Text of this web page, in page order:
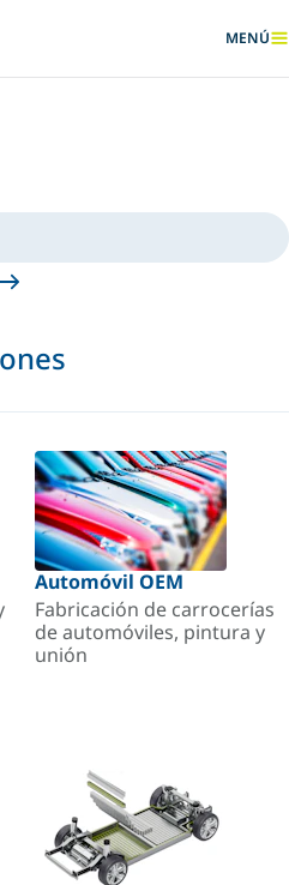
MENÚ
Automóvil OEM
Fabricación de carrocerías
de automóviles, pintura y
unión